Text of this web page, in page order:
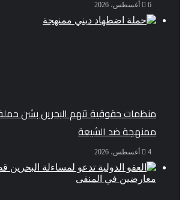
6 أغسطس، 2026
منظمات حقوقية تتهم البحرين بشن
ممنهجة ضد الشيعة
4 أغسطس، 2026